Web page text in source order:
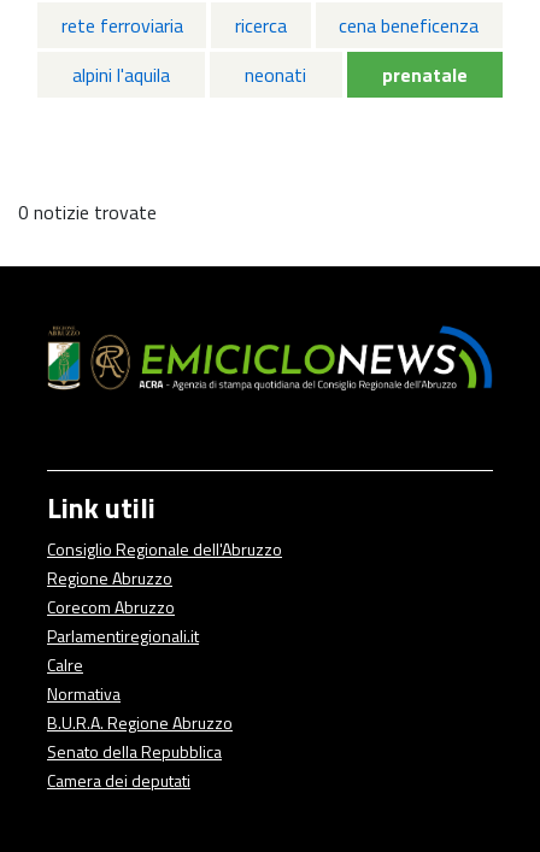
rete ferroviaria
ricerca
cena beneficenza
alpini l'aquila
neonati prenatale
0 notizie trovate
Link utili
Consiglio Regionale dell'Abruzzo
Regione Abruzzo
Corecom Abruzzo
Parlamentiregionali.it
Calre
Normativa
B.U.R.A. Regione Abruzzo
Senato della Repubblica
Camera dei deputati